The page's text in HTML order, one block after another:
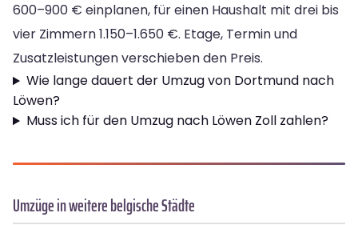
600–900 € einplanen, für einen Haushalt mit drei bis
vier Zimmern 1.150–1.650 €. Etage, Termin und
Zusatzleistungen verschieben den Preis.
Wie lange dauert der Umzug von Dortmund nach
Löwen?
Muss ich für den Umzug nach Löwen Zoll zahlen?
Umzüge in weitere belgische Städte